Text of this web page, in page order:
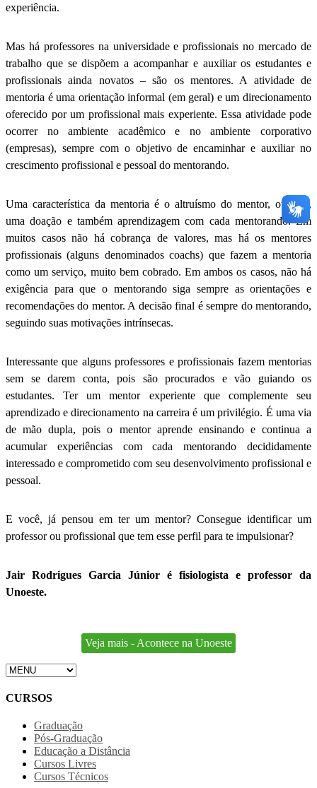
experiência.
Mas há professores na universidade e profissionais no mercado de
trabalho que se dispõem a acompanhar e auxiliar os estudantes e
profissionais ainda novatos – são os mentores. A atividade de
mentoria é uma orientação informal (em geral) e um direcionamento
oferecido por um profissional mais experiente. Essa atividade pode
ocorrer no ambiente acadêmico e no ambiente corporativo
(empresas), sempre com o objetivo de encaminhar e auxiliar no
crescimento profissional e pessoal do mentorando.
Uma característica da mentoria é o altruísmo do mentor, ou seja,
uma doação e também aprendizagem com cada mentorando. Em
muitos casos não há cobrança de valores, mas há os mentores
profissionais (alguns denominados coachs) que fazem a mentoria
como um serviço, muito bem cobrado. Em ambos os casos, não há
exigência para que o mentorando siga sempre as orientações e
recomendações do mentor. A decisão final é sempre do mentorando,
seguindo suas motivações intrínsecas.
Interessante que alguns professores e profissionais fazem mentorias
sem se darem conta, pois são procurados e vão guiando os
estudantes. Ter um mentor experiente que complemente seu
aprendizado e direcionamento na carreira é um privilégio. É uma via
de mão dupla, pois o mentor aprende ensinando e continua a
acumular experiências com cada mentorando decididamente
interessado e comprometido com seu desenvolvimento profissional e
pessoal.
E você, já pensou em ter um mentor? Consegue identificar um
professor ou profissional que tem esse perfil para te impulsionar?
Jair Rodrigues Garcia Júnior é fisiologista e professor da
Unoeste.
Veja mais - Acontece na Unoeste
CURSOS
Graduação
Pós-Graduação
Educação a Distância
Cursos Livres
Cursos Técnicos